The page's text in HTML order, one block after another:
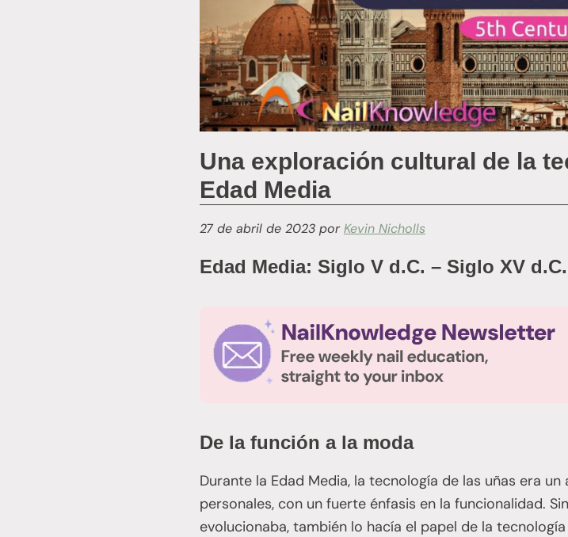
Una exploración cultural de la
Edad Media
27 de abril de 2023 porKevin Nicholls
Edad Media: Siglo V d.C. – Siglo XV d.C.
De la función a la moda
Durante la Edad Media, la tecnología de las uñas era
personales, con un fuerte énfasis en la funcionalidad.
evolucionaba, también lo hacía el papel de la